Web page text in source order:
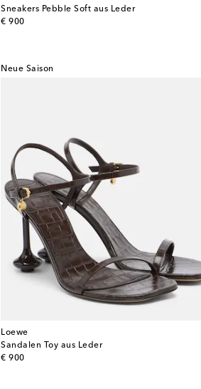
Sneakers Pebble Soft aus Leder
€ 900
original price
Neue Saison
Loewe
Sandalen Toy aus Leder
€ 900
original price